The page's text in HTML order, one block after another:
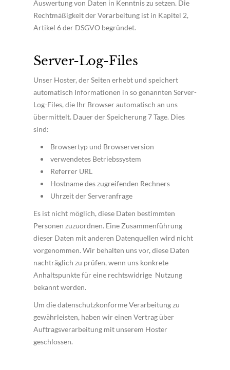
Auswertung von Daten in Kenntnis zu setzen. Die
Rechtmäßigkeit der Verarbeitung ist in Kapitel 2,
Artikel 6 der DSGVO begründet.
Server-Log-Files
Unser Hoster, der Seiten erhebt und speichert
automatisch Informationen in so genannten Server-
Log-Files, die Ihr Browser automatisch an uns
übermittelt. Dauer der Speicherung 7 Tage. Dies
sind:
Browsertyp und Browserversion
verwendetes Betriebssystem
Referrer URL
Hostname des zugreifenden Rechners
Uhrzeit der Serveranfrage
Es ist nicht möglich, diese Daten bestimmten
Personen zuzuordnen. Eine Zusammenführung
dieser Daten mit anderen Datenquellen wird nicht
vorgenommen. Wir behalten uns vor, diese Daten
nachträglich zu prüfen, wenn uns konkrete
Anhaltspunkte für eine rechtswidrige Nutzung
bekannt werden.
Um die datenschutzkonforme Verarbeitung zu
gewährleisten, haben wir einen Vertrag über
Auftragsverarbeitung mit unserem Hoster
geschlossen.